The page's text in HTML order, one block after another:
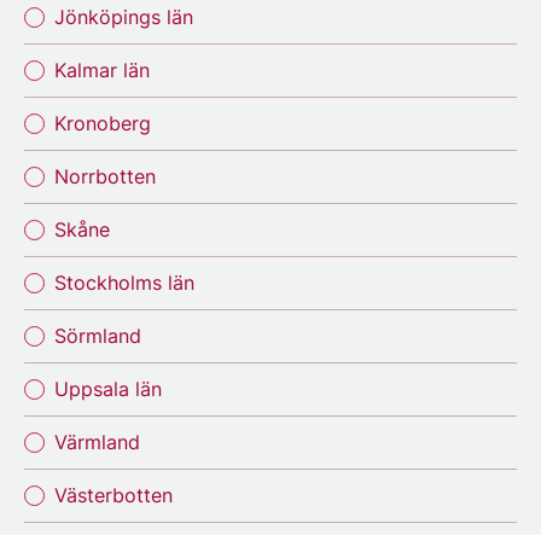
Jönköpings län
Kalmar län
Kronoberg
Norrbotten
Skåne
Stockholms län
Sörmland
Uppsala län
Värmland
Västerbotten